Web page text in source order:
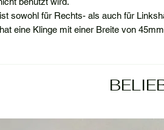
sowohl für Rechts- als auch für
eine Klinge mit einer Breite von